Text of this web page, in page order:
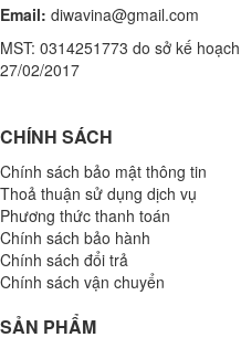
Email: diwavina@gmail.com
MST: 0314251773 do sở kế
27/02/2017
CHÍNH SÁCH
Chính sách bảo mật thông tin
Thoả thuận sử dụng dịch vụ
Phương thức thanh toán
Chính sách bảo hành
Chính sách đổi trả
Chính sách vận chuyển
SẢN PHẨM